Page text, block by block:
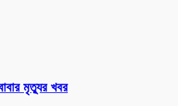
মৃত্যুর খবর